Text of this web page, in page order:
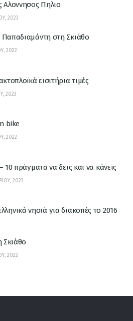
Αλοννησος Πηλιο
2023
στη Σκιάθο
2022
εισιτήρια τιμές
2023
bike
2022
10 πράγματα να δεις και να κάνεις
2023
νησιά για διακοπές το 2016
Σκιάθο
2022